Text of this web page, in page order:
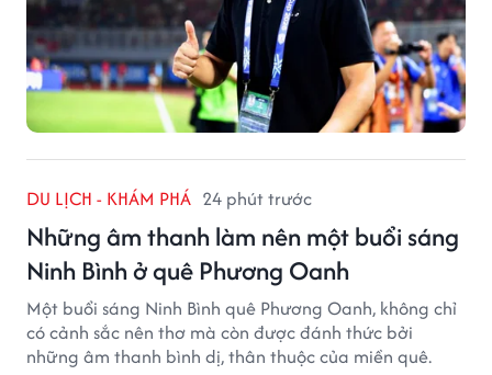
DU LỊCH - KHÁM PHÁ 24 phút trước
Những âm thanh làm nên một buổi sáng
Ninh Bình ở quê Phương Oanh
Một buổi sáng Ninh Bình quê Phương Oanh, không chỉ
có cảnh sắc nên thơ mà còn được đánh thức bởi
những âm thanh bình dị, thân thuộc của miền quê.